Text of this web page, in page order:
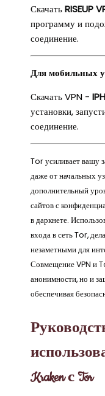
СкачатьRISEUP
программу и
соединение.
Для мобильных
Скачать VPN -
установки,
соединение.
Tor усиливает вашу
даже от начальных
дополнительный
сайтов с
в даркнете.
входа в сеть Tor,
незаметными для
Совмещение VPN и
анонимности, но и
обеспечивая
Kraken с Tor